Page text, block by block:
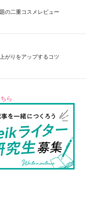
の二重コスメレビュー
がりをアップするコツ
ら